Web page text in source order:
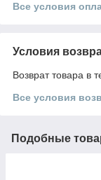
Все условия
Условия
Возврат товара в
Все условия
Подобные